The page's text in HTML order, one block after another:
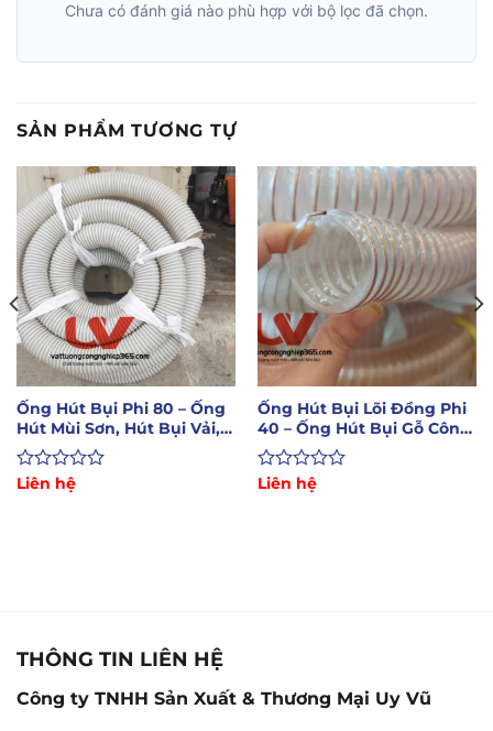
Chưa có đánh giá nào phù hợp với bộ lọc đã chọn.
SẢN PHẨM TƯƠNG TỰ
Ống Hút Bụi Phi 80 – Ống
Hút Mùi Sơn, Hút Bụi Vải,
Mùn Cưa
Được
Liên hệ
Ống Hút Bụi Lõi Đồng Phi
40 – Ống Hút Bụi Gỗ Công
Nghiệp
Được
Liên hệ
THÔNG TIN LIÊN HỆ
Công ty TNHH Sản Xuất & Thương Mại Uy Vũ